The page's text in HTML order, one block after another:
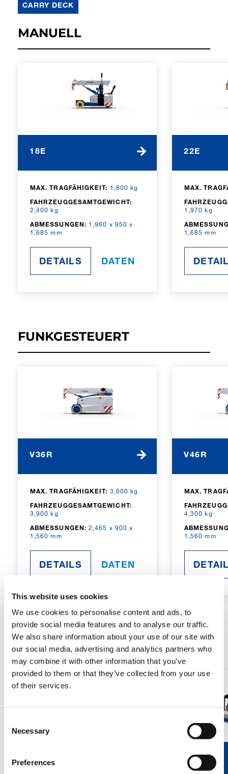
This website uses cookies
We use cookies to personalise content and ads, to
provide social media features and to analyse our traffic.
We also share information about your use of our site with
our social media, advertising and analytics partners who
may combine it with other information that you’ve
provided to them or that they’ve collected from your use
of their services.
Selection
Necessary
Preferences
CARRY DECK
MANUELL
18E
MAX. TRAGFÄHIGKEIT: 1,800 kg
FAHRZEUGGESAMTGEWICHT:
2,400 kg
ABMESSUNGEN: 1,960 x 950 x
1,685 mm
DETAILS DATEN
22E
MAX.
1,970 kg
1,685 mm
FUNKGESTEUERT
V36R
MAX. TRAGFÄHIGKEIT: 3,600 kg
FAHRZEUGGESAMTGEWICHT:
3,900 kg
ABMESSUNGEN: 2,465 x 900 x
1,560 mm
DETAILS DATEN
V46R
MAX.
4,300 kg
1,560 mm
MIT KABINE
90E